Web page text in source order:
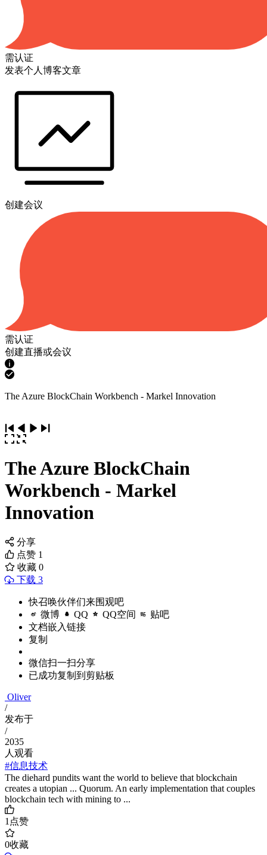
需认证
发表个人博客文章
创建会议
需认证
创建直播或会议
The Azure BlockChain Workbench - Markel Innovation
The Azure BlockChain
Workbench - Markel
Innovation
分享
点赞 1
收藏 0
下载 3
快召唤伙伴们来围观吧
微博 QQ QQ空间 贴吧
文档嵌入链接
复制
微信扫一扫分享
已成功复制到剪贴板
Oliver
/
发布于
/
2035
人观看
#信息技术
The diehard pundits want the world to believe that blockchain
creates a utopian ... Quorum. An early implementation that couples
blockchain tech with mining to ...
1点赞
0收藏